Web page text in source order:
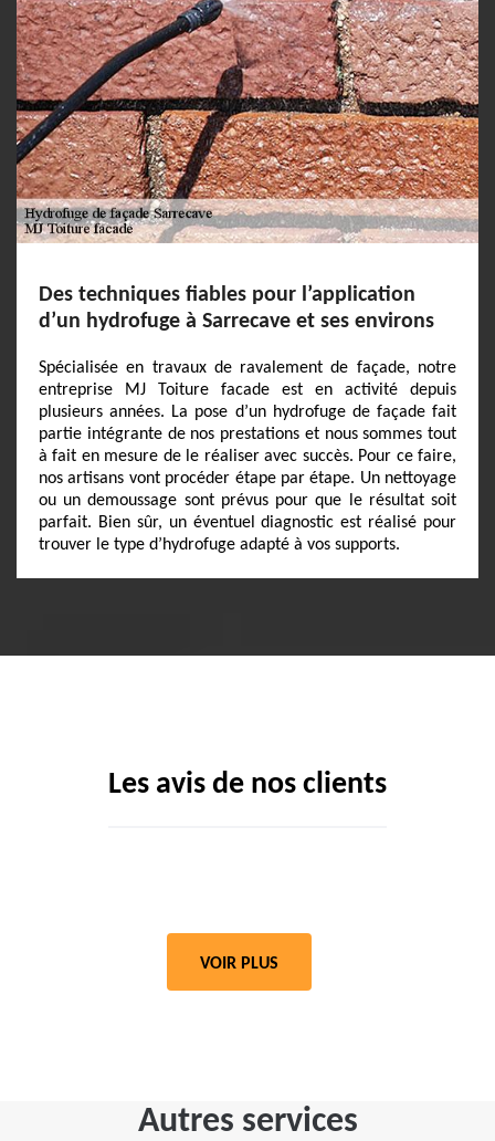
Des techniques fiables pour l’application
d’un hydrofuge à Sarrecave et ses environs
Spécialisée en travaux de ravalement de façade, notre
entreprise MJ Toiture facade est en activité depuis
plusieurs années. La pose d’un hydrofuge de façade fait
partie intégrante de nos prestations et nous sommes tout
à fait en mesure de le réaliser avec succès. Pour ce faire,
nos artisans vont procéder étape par étape. Un nettoyage
ou un demoussage sont prévus pour que le résultat soit
parfait. Bien sûr, un éventuel diagnostic est réalisé pour
trouver le type d’hydrofuge adapté à vos supports.
Les avis de nos clients
VOIR PLUS
Autres services